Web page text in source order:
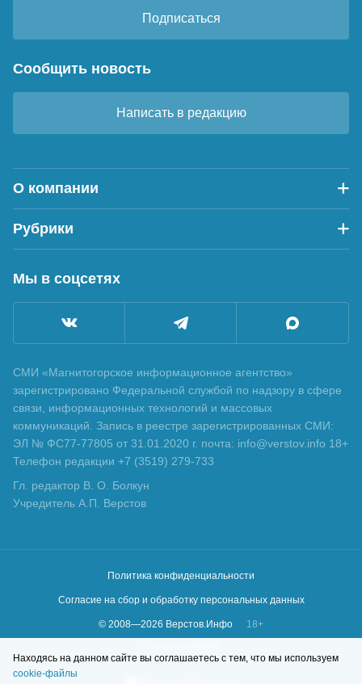
Подписаться
Сообщить новость
Написать в редакцию
О компании
Рубрики
Мы в соцсетях
СМИ «Магнитогорское информационное агентство»
зарегистрировано Федеральной службой по надзору в сфере
связи, информационных технологий и массовых
коммуникаций. Запись в реестре зарегистрированных СМИ:
ЭЛ № ФС77-77805 от 31.01.2020 г. почта: info@verstov.info 18+
Телефон редакции +7 (3519) 279-733
Гл. редактор В. О. Болкун
Учредитель А.П. Верстов
Политика конфиденциальности
Согласие на сбор и обработку персональных данных
© 2008—2026 Верстов.Инфо
18+
Находясь на данном сайте вы соглашаетесь с тем, что мы используем
cookie-файлы